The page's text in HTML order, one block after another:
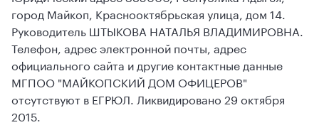
город Майкоп, Краснооктябрьская улица, дом 14.
Руководитель ШТЫКОВА НАТАЛЬЯ ВЛАДИМИРОВНА.
Телефон, адрес электронной почты, адрес
официального сайта и другие контактные данные
МГПОО "МАЙКОПСКИЙ ДОМ ОФИЦЕРОВ"
отсутствуют в ЕГРЮЛ. Ликвидировано 29 октября
2015.